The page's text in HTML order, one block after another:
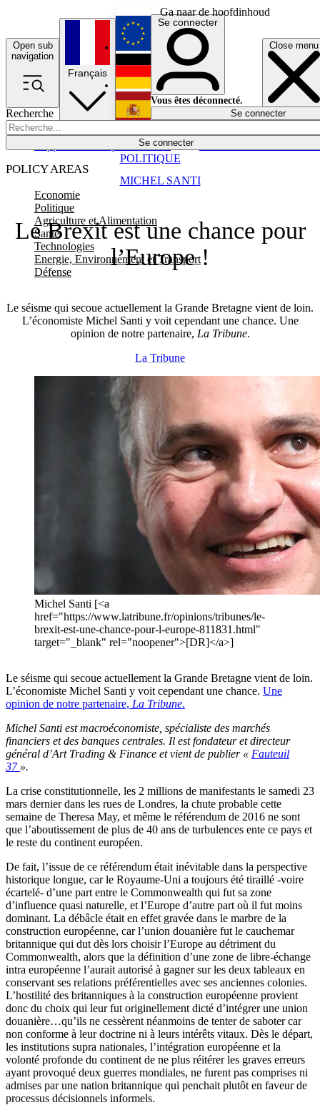
Ga naar de hoofdinhoud
Open sub
navigation
Close menu
Recherche
Se connecter
POLICY AREAS
Economie
Politique
Agriculture et Alimentation
Santé
Technologies
Energie, Environnement et Transport
Défense
Économie
Français
English
Deutsch
Español
Se connecter
Vous êtes déconnecté.
Se connecter
Le Brexit est une chance pour
l’Europe !
Le séisme qui secoue actuellement la Grande Bretagne vient de loin.
L’économiste Michel Santi y voit cependant une chance. Une
opinion de notre partenaire, La Tribune.
MICHEL SANTI
POLITIQUE
La Tribune
Michel Santi [<a
href="https://www.latribune.fr/opinions/tribunes/le-
brexit-est-une-chance-pour-l-europe-811831.html"
target="_blank" rel="noopener">[DR]</a>]
Le séisme qui secoue actuellement la Grande Bretagne vient de loin.
L’économiste Michel Santi y voit cependant une chance. Une
opinion de notre partenaire, La Tribune.
Michel Santi est macroéconomiste, spécialiste des marchés
financiers et des banques centrales. Il est fondateur et directeur
général d’Art Trading & Finance et vient de publier « Fauteuil
37 ».
La crise constitutionnelle, les 2 millions de manifestants le samedi 23
mars dernier dans les rues de Londres, la chute probable cette
semaine de Theresa May, et même le référendum de 2016 ne sont
que l’aboutissement de plus de 40 ans de turbulences ente ce pays et
le reste du continent européen.
De fait, l’issue de ce référendum était inévitable dans la perspective
historique longue, car le Royaume-Uni a toujours été tiraillé -voire
écartelé- d’une part entre le Commonwealth qui fut sa zone
d’influence quasi naturelle, et l’Europe d’autre part où il fut moins
dominant. La débâcle était en effet gravée dans le marbre de la
construction européenne, car l’union douanière fut le cauchemar
britannique qui dut dès lors choisir l’Europe au détriment du
Commonwealth, alors que la définition d’une zone de libre-échange
intra européenne l’aurait autorisé à gagner sur les deux tableaux en
conservant ses relations préférentielles avec ses anciennes colonies.
L’hostilité des britanniques à la construction européenne provient
donc du choix qui leur fut originellement dicté d’intégrer une union
douanière…qu’ils ne cessèrent néanmoins de tenter de saboter car
non conforme à leur doctrine ni à leurs intérêts vitaux. Dès le départ,
les institutions supra nationales, l’intégration européenne et la
volonté profonde du continent de ne plus réitérer les graves erreurs
ayant provoqué deux guerres mondiales, ne furent pas comprises ni
admises par une nation britannique qui penchait plutôt en faveur de
processus décisionnels informels.